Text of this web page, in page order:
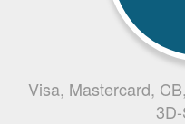
Visa, Mastercard,